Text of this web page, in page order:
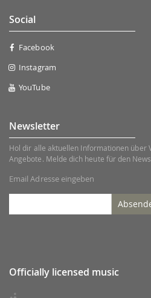
Social
Facebook
Instagram
YouTube
Newsletter
Hol dir alle aktuellen Informationen über
Angebote. Melde dich heute für den
Email Adresse eingeben
Officially licensed music